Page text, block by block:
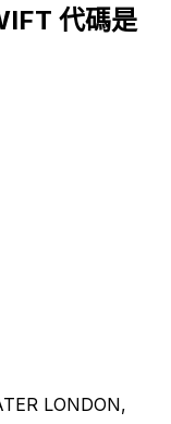
代碼是
LONDON,